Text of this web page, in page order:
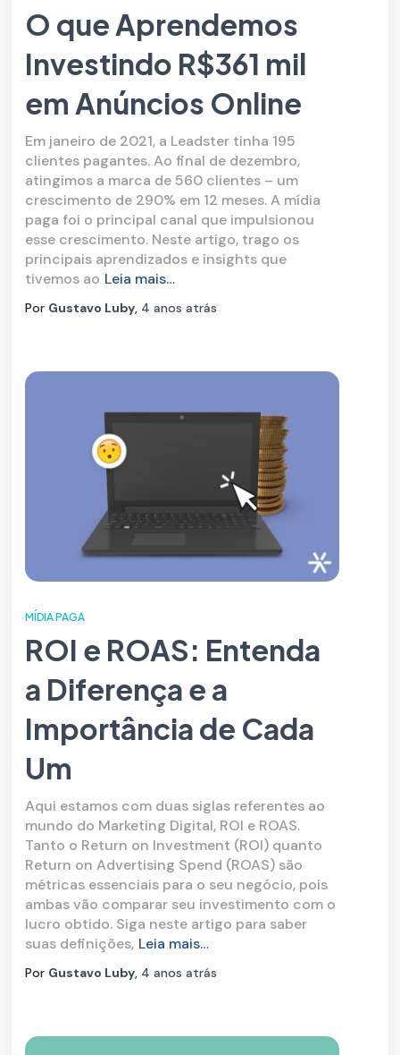
O que Aprendemos
Investindo R$361 mil
em Anúncios Online
Em janeiro de 2021, a Leadster tinha 195
clientes pagantes. Ao final de dezembro,
atingimos a marca de 560 clientes – um
crescimento de 290% em 12 meses. A mídia
paga foi o principal canal que impulsionou
esse crescimento. Neste artigo, trago os
principais aprendizados e insights que
tivemos ao Leia mais…
Por Gustavo Luby, 4 anos atrás
MÍDIA PAGA
ROI e ROAS: Entenda
a Diferença e a
Importância de Cada
Um
Aqui estamos com duas siglas referentes ao
mundo do Marketing Digital, ROI e ROAS.
Tanto o Return on Investment (ROI) quanto
Return on Advertising Spend (ROAS) são
métricas essenciais para o seu negócio, pois
ambas vão comparar seu investimento com o
lucro obtido. Siga neste artigo para saber
suas definições, Leia mais…
Por Gustavo Luby, 4 anos atrás